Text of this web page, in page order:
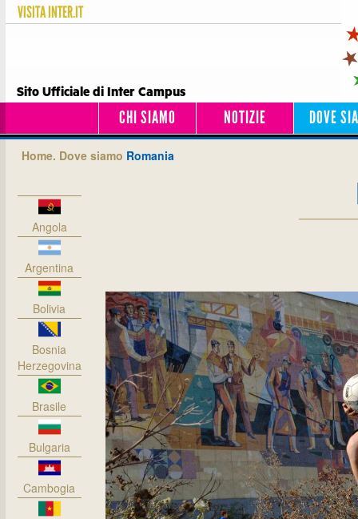
VISITAINTER.IT
Sito Ufficiale di Inter Campus
CHI SIAMO NOTIZIE DOVE
Home. Dove siamo Romania
Angola
Argentina
Bolivia
Bosnia
Herzegovina
Brasile
Bulgaria
Cambogia